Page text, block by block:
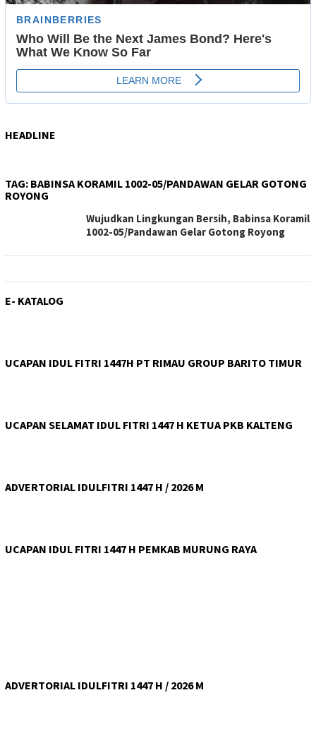
HEADLINE
TAG: BABINSA KORAMIL 1002-05/PANDAWAN GELAR GOTONG
ROYONG
Wujudkan Lingkungan Bersih, Babinsa Koramil
1002-05/Pandawan Gelar Gotong Royong
E- KATALOG
UCAPAN IDUL FITRI 1447H PT RIMAU GROUP BARITO TIMUR
UCAPAN SELAMAT IDUL FITRI 1447 H KETUA PKB KALTENG
ADVERTORIAL IDULFITRI 1447 H / 2026 M
UCAPAN IDUL FITRI 1447 H PEMKAB MURUNG RAYA
ADVERTORIAL IDULFITRI 1447 H / 2026 M